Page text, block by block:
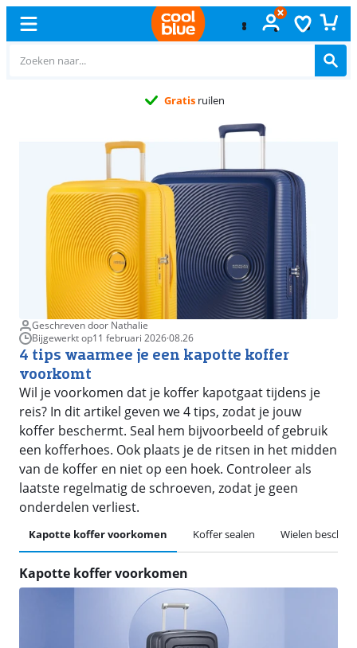
Gratis ruilen
Geschreven door Nathalie
Bijgewerkt op11 februari 2026·08.26
4 tips waarmee je een kapotte koffer
voorkomt
Wil je voorkomen dat je koffer kapotgaat tijdens je
reis? In dit artikel geven we 4 tips, zodat je jouw
koffer beschermt. Seal hem bijvoorbeeld of gebruik
een kofferhoes. Ook plaats je de ritsen in het midden
van de koffer en niet op een hoek. Controleer als
laatste regelmatig de schroeven, zodat je geen
onderdelen verliest.
Kapotte koffer voorkomen Koffer sealen Wielen
Kapotte koffer voorkomen